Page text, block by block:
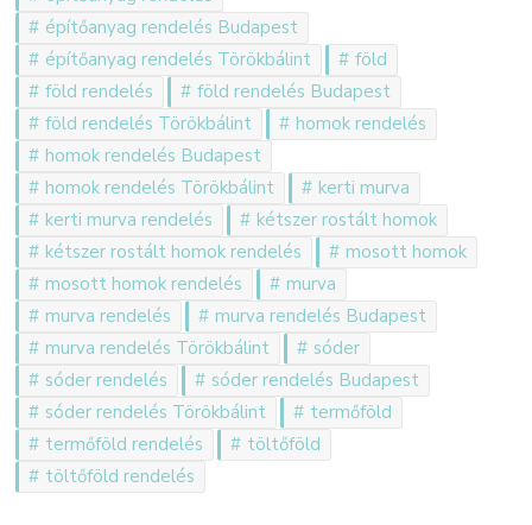
építőanyag rendelés Budapest
építőanyag rendelés Törökbálint
föld
föld rendelés
föld rendelés Budapest
föld rendelés Törökbálint
homok rendelés
homok rendelés Budapest
homok rendelés Törökbálint
kerti murva
kerti murva rendelés
kétszer rostált homok
kétszer rostált homok rendelés
mosott homok
mosott homok rendelés
murva
murva rendelés
murva rendelés Budapest
murva rendelés Törökbálint
sóder
sóder rendelés
sóder rendelés Budapest
sóder rendelés Törökbálint
termőföld
termőföld rendelés
töltőföld
töltőföld rendelés